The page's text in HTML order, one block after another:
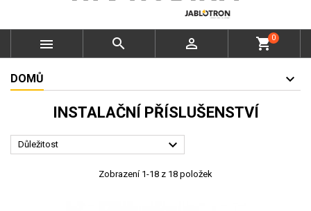
   shopping_cart0
DOMŮ
INSTALAČNÍ PŘÍSLUŠENSTVÍ
Důležitost 
Zobrazení 1-18 z 18 položek